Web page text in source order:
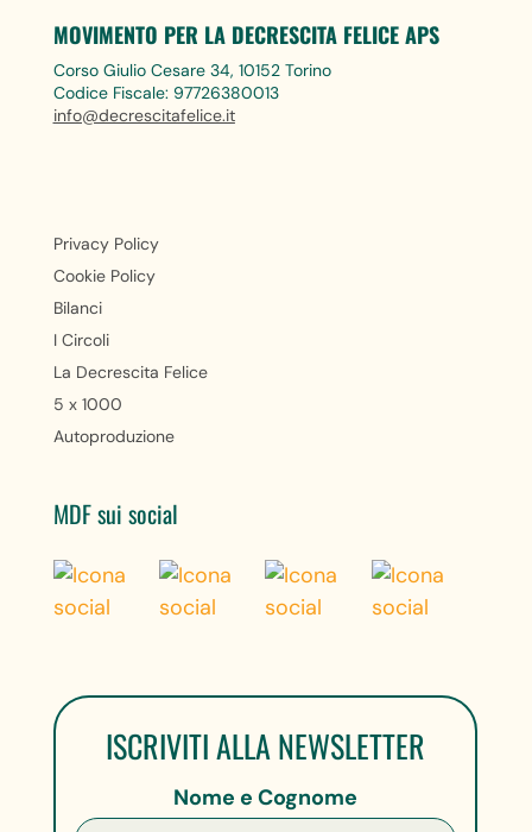
MOVIMENTO PER LA DECRESCITA FELICE APS
Corso Giulio Cesare 34, 10152 Torino
Codice Fiscale: 97726380013
info@decrescitafelice.it
Privacy Policy
Cookie Policy
Bilanci
I Circoli
La Decrescita Felice
5 x 1000
Autoproduzione
MDF sui social
ISCRIVITI ALLA NEWSLETTER
Nome e Cognome